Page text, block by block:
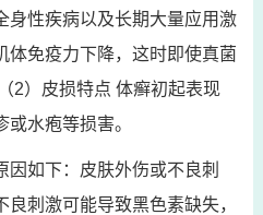
身性疾病以及长期大量应用激
体免疫力下降，这时即使真菌
2）皮损特点 体癣初起表现
水疱等损害。
因如下：皮肤外伤或不良刺
刺激可能导致黑色素缺失，